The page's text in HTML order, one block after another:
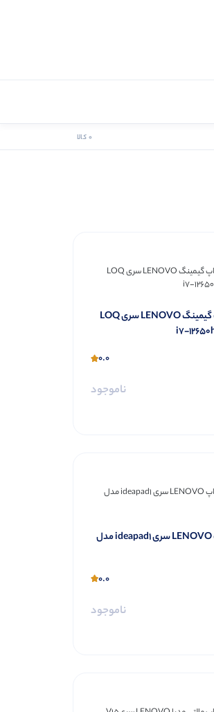
0 کالا
لپ تاپ گیمینگ LENOVO سری LOQ
0.0
ناموجود
لپ تاپ LENOVO سری ideapad1 مدل
0.0
ناموجود